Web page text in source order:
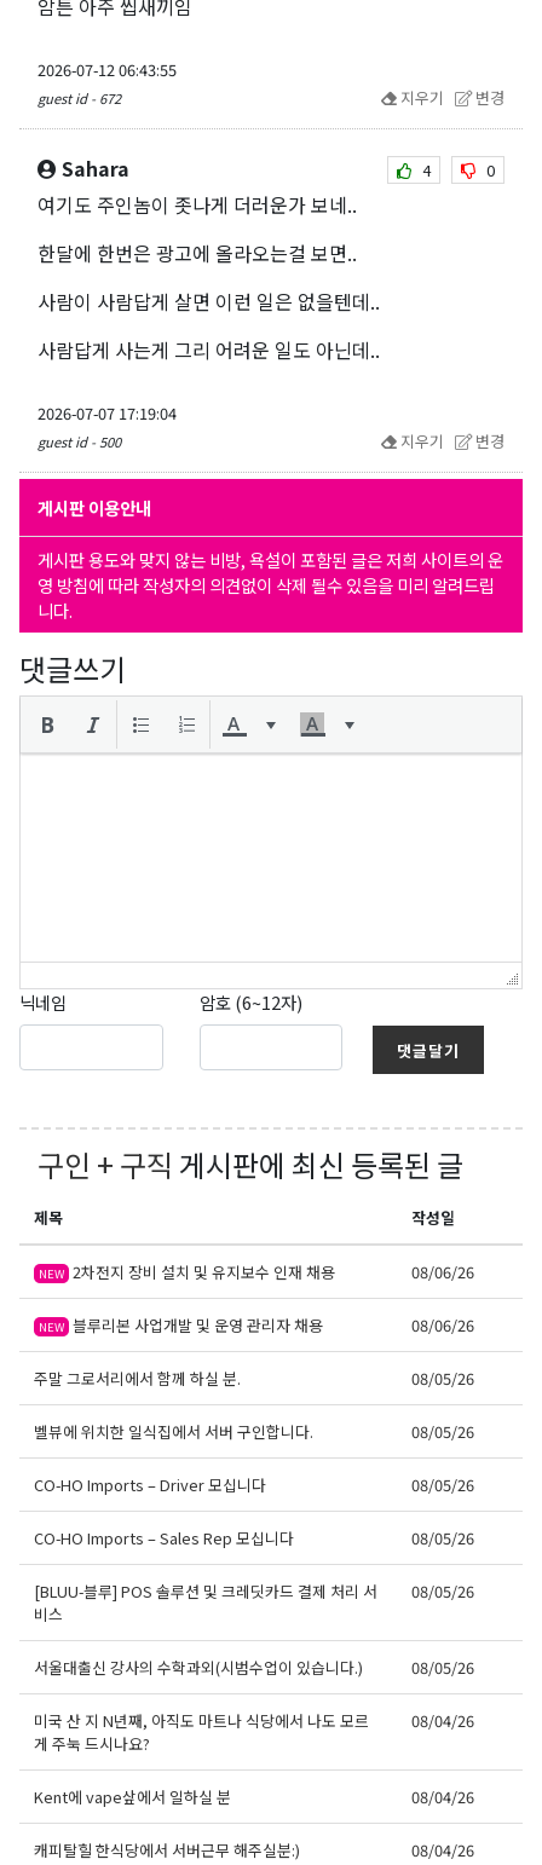
암튼 아주 씹새끼임
2026-07-12 06:43:55
guest id - 672 지우기 변경
Sahara 4 0
여기도 주인놈이 좃나게 더러운가 보네..
한달에 한번은 광고에 올라오는걸 보면..
사람이 사람답게 살면 이런 일은 없을텐데..
사람답게 사는게 그리 어려운 일도 아닌데..
2026-07-07 17:19:04
guest id - 500 지우기 변경
게시판 이용안내
게시판 용도와 맞지 않는 비방, 욕설이 포함된 글은 저희 사이트의 운
영 방침에 따라 작성자의 의견없이 삭제 될수 있음을 미리 알려드립
니다.
댓글쓰기
닉네임 암호 (6~12자)
댓글달기
구인 + 구직 게시판에 최신 등록된 글
제목 작성일
NEW 2차전지 장비 설치 및 유지보수 인재 채용 08/06/26
NEW 블루리본 사업개발 및 운영 관리자 채용 08/06/26
주말 그로서리에서 함께 하실 분. 08/05/26
벨뷰에 위치한 일식집에서 서버 구인합니다. 08/05/26
CO-HO Imports – Driver 모십니다 08/05/26
CO-HO Imports – Sales Rep 모십니다 08/05/26
[BLUU-블루] POS 솔루션 및 크레딧카드 결제 처리 서
비스
08/05/26
서울대출신 강사의 수학과외(시범수업이 있습니다.) 08/05/26
미국 산 지 N년째, 아직도 마트나 식당에서 나도 모르
게 주눅 드시나요?
08/04/26
Kent에 vape샆에서 일하실 분 08/04/26
캐피탈힐 한식당에서 서버근무 해주실분:) 08/04/26